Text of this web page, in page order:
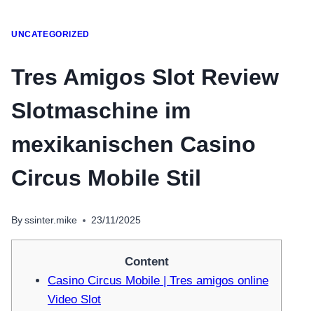
โทรศัพท์มือถือ
อุปกรณ์เสริมโทรศัพท์
สินค้าตามแบรนด์
UNCATEGORIZED
Tres Amigos Slot Review
Slotmaschine im
mexikanischen Casino
Circus Mobile Stil
By ssinter.mike 23/11/2025
Content
Casino Circus Mobile | Tres amigos online
Video Slot